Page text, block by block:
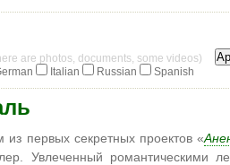
are photos, documents, some videos)
Italian Russian Spanish
из первых секретных проектов «
Увлеченный романтическими